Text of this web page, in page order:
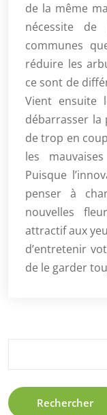
de la même
nécessite
communes
réduire les
ce sont de
Vient ensuite
débarrasser la
de trop en
les
Puisque
penser à
nouvelles
attractif aux
d’entretenir
de le garder